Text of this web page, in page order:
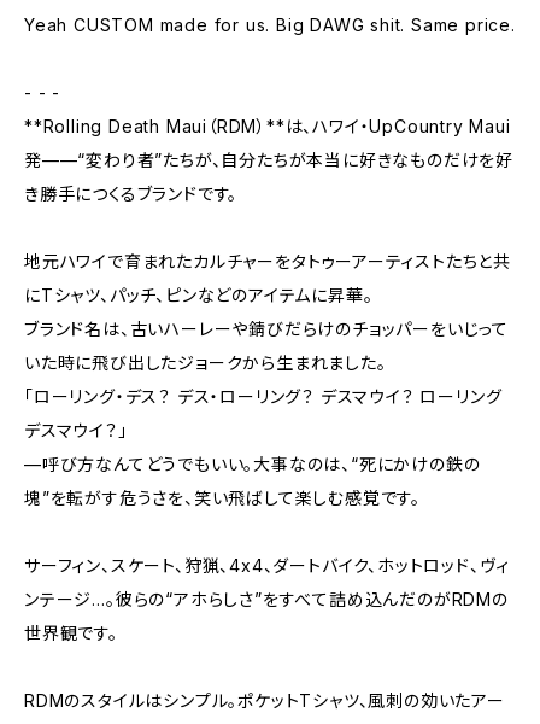
Yeah CUSTOM made for us. Big DAWG shit. Same price.
- - -
**Rolling Death Maui（RDM）**は、ハワイ・UpCountry Maui
発——“変わり者”たちが、自分たちが本当に好きなものだけを好
き勝手につくるブランドです。
地元ハワイで育まれたカルチャーをタトゥーアーティストたちと共
にTシャツ、パッチ、ピンなどのアイテムに昇華。
ブランド名は、古いハーレーや錆びだらけのチョッパーをいじって
いた時に飛び出したジョークから生まれました。
「ローリング・デス？ デス・ローリング？ デスマウイ？ ローリング
デスマウイ？」
—呼び方なんてどうでもいい。大事なのは、“死にかけの鉄の
塊”を転がす危うさを、笑い飛ばして楽しむ感覚です。
サーフィン、スケート、狩猟、4x4、ダートバイク、ホットロッド、ヴィ
ンテージ…。彼らの“アホらしさ”をすべて詰め込んだのがRDMの
世界観です。
RDMのスタイルはシンプル。ポケットTシャツ、風刺の効いたアー